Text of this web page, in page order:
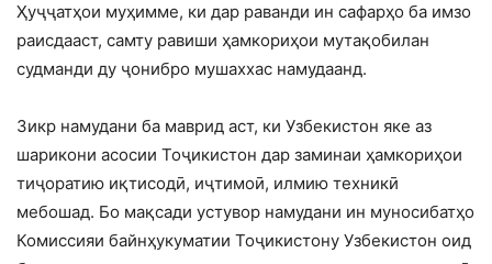
Ҳуҷҷатҳои муҳимме, ки дар раванди ин сафарҳо ба имзо
раисдааст, самту равиши ҳамкориҳои мутақобилан
судманди ду ҷонибро мушаххас намудаанд.
Зикр намудани ба маврид аст, ки Узбекистон яке аз
шарикони асосии Тоҷикистон дар заминаи ҳамкориҳои
тиҷоратию иқтисодӣ, иҷтимоӣ, илмию техникӣ
мебошад. Бо мақсади устувор намудани ин муносибатҳо
Комиссияи байнҳукуматии Тоҷикистону Узбекистон оид